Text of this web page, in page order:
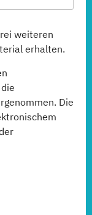
weiteren
erhalten.
Die